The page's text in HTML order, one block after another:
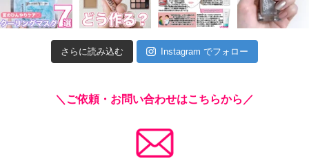
さらに読み込む Instagram でフォロー
＼ご依頼・お問い合わせはこちらから／